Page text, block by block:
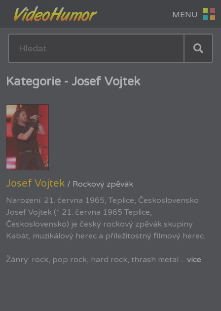
Kategorie - Josef Vojtek
Josef Vojtek / Rockový zpěvák
Narození: 21. června 1965, Teplice, Československo
Josef Vojtek (* 21. června 1965 Teplice,
Československo) je český rockový zpěvák skupiny
Kabát, muzikálový herec a příležitostný filmový herec.
Žánry: rock, pop rock, hard rock, thrash metal ... více